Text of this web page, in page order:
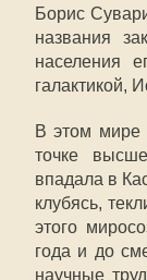
Борис
названия
населения
галактикой,
В этом мире
точке
впадала в
клубясь,
этого
года и до
научные